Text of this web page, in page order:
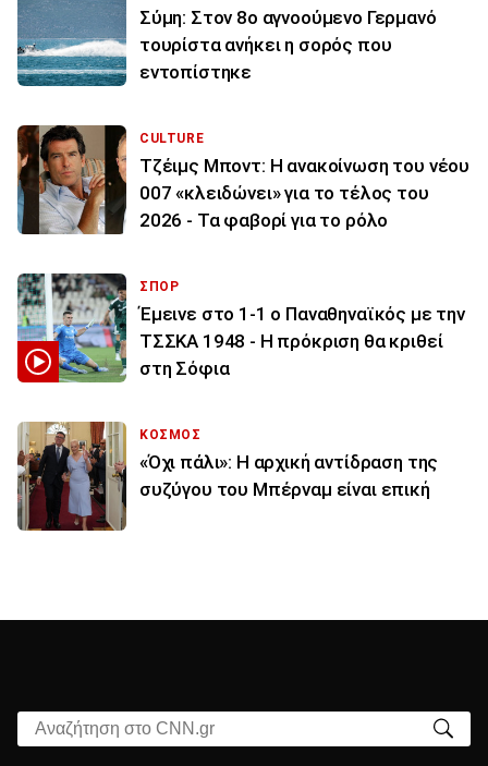
Σύμη: Στον 8ο αγνοούμενο Γερμανό
τουρίστα ανήκει η σορός που
εντοπίστηκε
CULTURE
Τζέιμς Μποντ: Η ανακοίνωση του νέου
007 «κλειδώνει» για το τέλος του
2026 - Τα φαβορί για το ρόλο
ΣΠΟΡ
Έμεινε στο 1-1 ο Παναθηναϊκός με την
ΤΣΣΚΑ 1948 - Η πρόκριση θα κριθεί
στη Σόφια
ΚΟΣΜΟΣ
«Όχι πάλι»: Η αρχική αντίδραση της
συζύγου του Μπέρναμ είναι επική
Αναζήτηση στο CNN.gr